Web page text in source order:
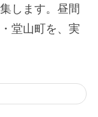
します。昼間
堂山町を、実